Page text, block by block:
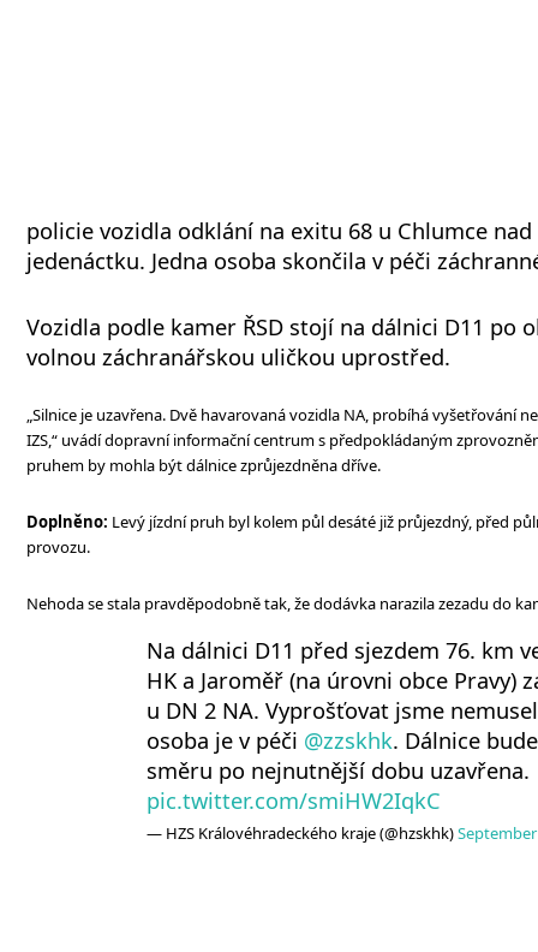
policie vozidla odklání na exitu 68 u Chlumce
jedenáctku. Jedna osoba skončila v péči
Vozidla podle kamer ŘSD stojí na dálnici D11 po
volnou záchranářskou uličkou uprostřed.
„Silnice je uzavřena. Dvě havarovaná vozidla NA, probíhá vyšetřování
IZS,“ uvádí dopravní informační centrum s předpokládaným
pruhem by mohla být dálnice zprůjezdněna dříve.
Doplněno: Levý jízdní pruh byl kolem půl desáté již průjezdný, před
provozu.
Nehoda se stala pravděpodobně tak, že dodávka narazila zezadu do
Na dálnici D11 před sjezdem 76. km
HK a Jaroměř (na úrovni obce Pravy)
u DN 2 NA. Vyprošťovat jsme
osoba je v péči @zzskhk. Dálnice
směru po nejnutnější dobu uzavřena.
pic.twitter.com/smiHW2IqkC
— HZS Královéhradeckého kraje (@hzskhk)